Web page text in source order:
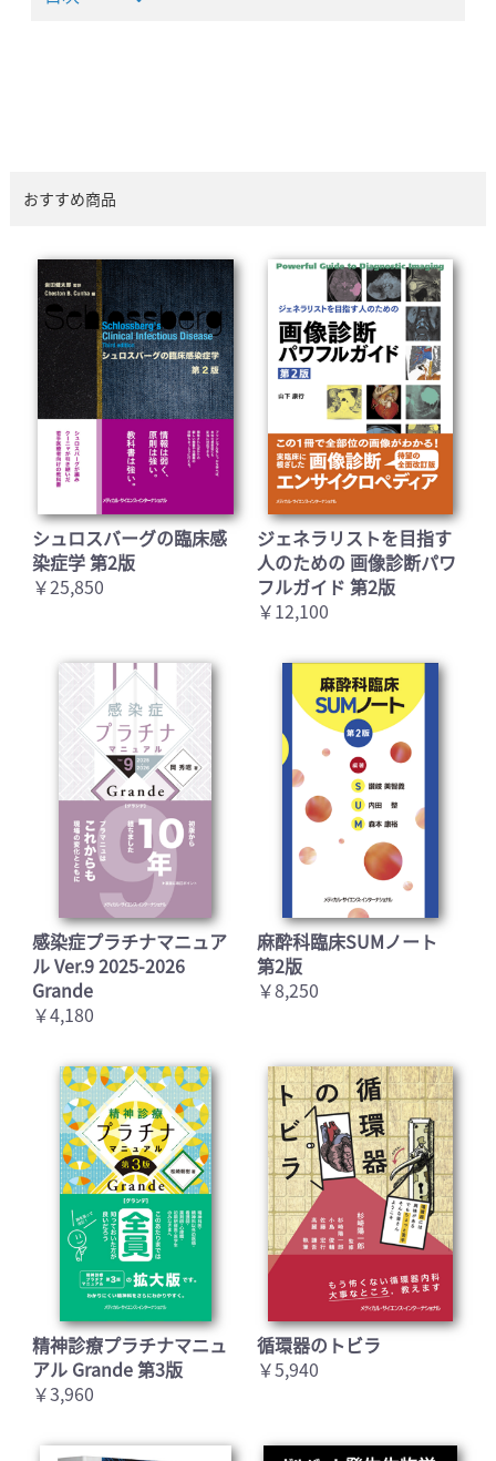
おすすめ商品
シュロスバーグの臨床感
染症学 第2版
￥25,850
ジェネラリストを目指す
人のための 画像診断パワ
フルガイド 第2版
￥12,100
感染症プラチナマニュア
ル Ver.9 2025-2026
Grande
￥4,180
麻酔科臨床SUMノート
第2版
￥8,250
精神診療プラチナマニュ
アル Grande 第3版
￥3,960
循環器のトビラ
￥5,940